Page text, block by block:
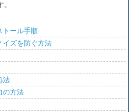
トール手順
イズを防ぐ方法
法
の方法